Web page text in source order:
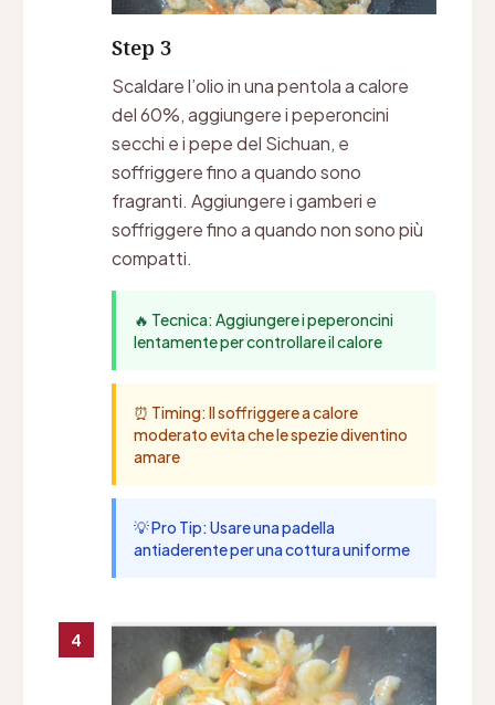
Step 3
Scaldare l’olio in una pentola a calore
del 60%, aggiungere i peperoncini
secchi e i pepe del Sichuan, e
soffriggere fino a quando sono
fragranti. Aggiungere i gamberi e
soffriggere fino a quando non sono più
compatti.
🔥 Tecnica: Aggiungere i peperoncini
lentamente per controllare il calore
⏰ Timing: Il soffriggere a calore
moderato evita che le spezie diventino
amare
💡 Pro Tip: Usare una padella
antiaderente per una cottura uniforme
4